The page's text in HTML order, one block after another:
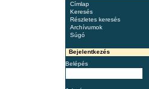
Címlap
Keresés
Részletes keresés
Archívumok
Súgó
Bejelentkezés
Belépés